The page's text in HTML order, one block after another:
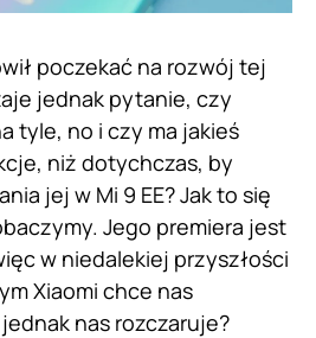
poczekać na rozwój tej
jednak pytanie, czy
tyle, no i czy ma jakieś
niż dotychczas, by
jej w Mi 9 EE? Jak to się
Jego premiera jest
w niedalekiej przyszłości
Xiaomi chce nas
nas rozczaruje?